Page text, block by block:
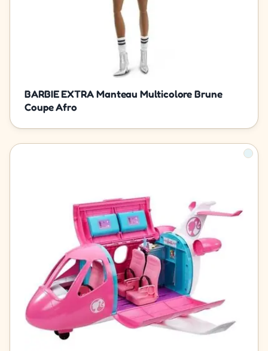
BARBIE EXTRA Manteau Multicolore Brune
Coupe Afro